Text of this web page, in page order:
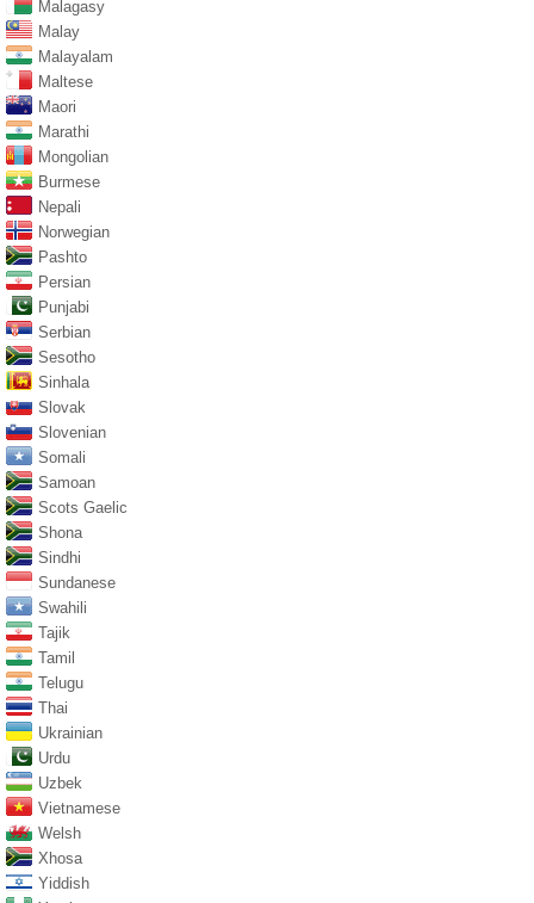
Malagasy
Malay
Malayalam
Maltese
Maori
Marathi
Mongolian
Burmese
Nepali
Norwegian
Pashto
Persian
Punjabi
Serbian
Sesotho
Sinhala
Slovak
Slovenian
Somali
Samoan
Scots Gaelic
Shona
Sindhi
Sundanese
Swahili
Tajik
Tamil
Telugu
Thai
Ukrainian
Urdu
Uzbek
Vietnamese
Welsh
Xhosa
Yiddish